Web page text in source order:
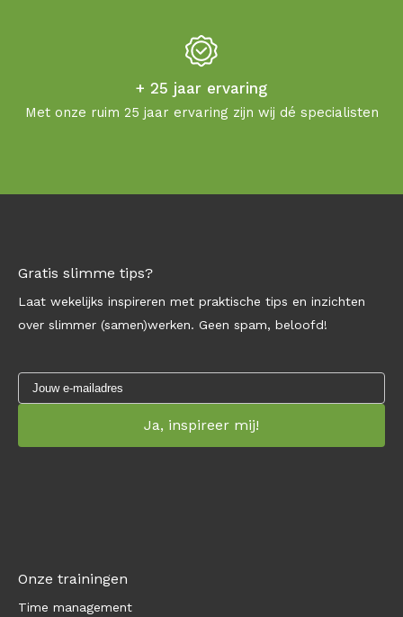
+ 25 jaar ervaring
Met onze ruim 25 jaar ervaring zijn wij dé specialisten
Gratis slimme tips?
Laat wekelijks inspireren met praktische tips en inzichten
over slimmer (samen)werken. Geen spam, beloofd!
Onze trainingen
Time management